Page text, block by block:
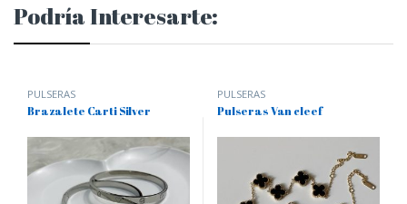
Podría Interesarte:
PULSERAS
Brazalete Carti Silver
PULSERAS
Pulseras Van cleef